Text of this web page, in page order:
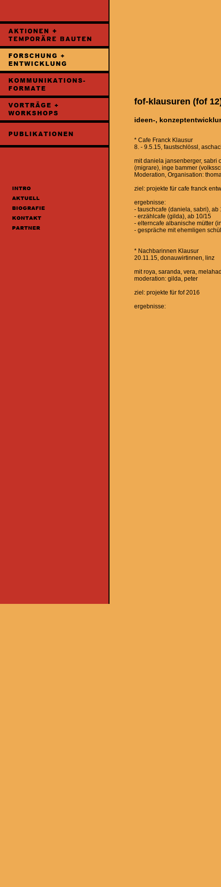
fof-klausuren (fof
ideen-,
* Cafe Franck Klausur
8. - 9.5.15, faustschlössl,
mit daniela jansenberger, sabri
(migrare), inge bammer
Moderation, Organisation:
ziel: projekte für cafe franck
ergebnisse:
- tauschcafe (daniela, sabri), ab
- erzählcafe (gilda), ab 10/15
- elterncafe albanische mütter
- gespräche mit ehemligen
* Nachbarinnen Klausur
20.11.15, donauwirtinnen, linz
mit roya, saranda, vera,
moderation: gilda, peter
ziel: projekte für fof 2016
ergebnisse: